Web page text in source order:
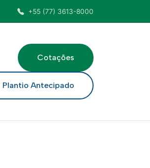
+55 (77) 3613-8000
Cotações
Plantio Antecipado